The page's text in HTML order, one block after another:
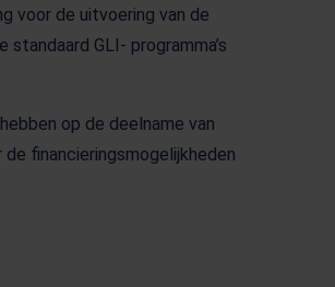
voor de uitvoering van de
GLI- programma’s
op de deelname van
financieringsmogelijkheden